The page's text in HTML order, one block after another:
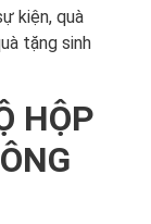
kiện, quà
tặng sinh
HỘP